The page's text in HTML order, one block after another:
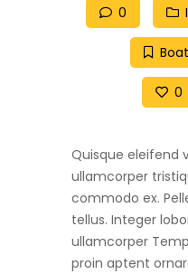
0
0
Quisque eleifend
ullamcorper
commodo ex.
tellus. Integer
ullamcorper
proin aptent